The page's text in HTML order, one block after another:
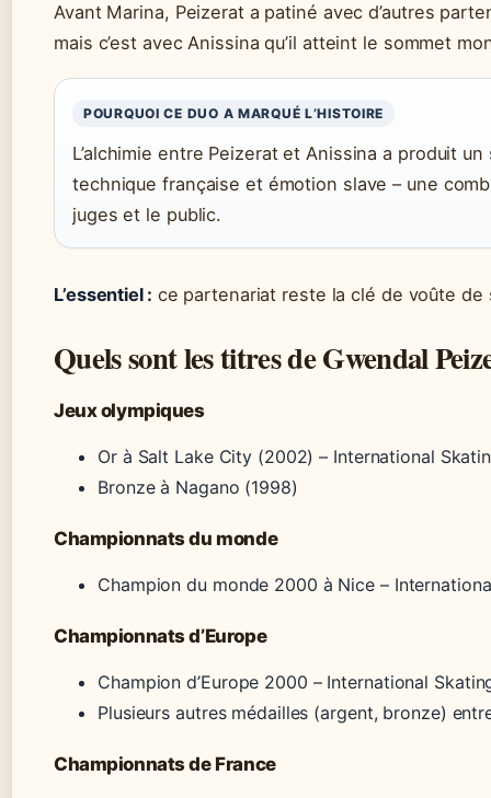
Avant Marina, Peizerat a patiné avec d’autres
mais c’est avec Anissina qu’il atteint le sommet
POURQUOI CE DUO A MARQUÉ L’HISTOIRE
L’alchimie entre Peizerat et Anissina a produit
technique française et émotion slave – une
juges et le public.
L’essentiel : ce partenariat reste la clé de voûte de
Quels sont les titres de Gwendal
Jeux olympiques
Or à Salt Lake City (2002) – International
Bronze à Nagano (1998)
Championnats du monde
Champion du monde 2000 à Nice –
Championnats d’Europe
Champion d’Europe 2000 – International
Plusieurs autres médailles (argent, bronze)
Championnats de France